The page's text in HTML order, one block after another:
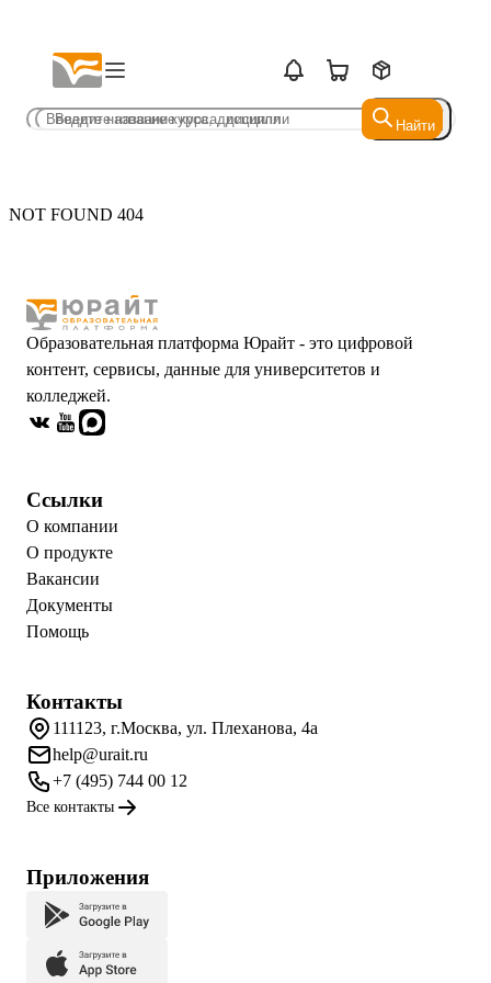
Найти
Найти
NOT FOUND 404
Образовательная платформа Юрайт - это цифровой
контент, сервисы, данные для университетов и
колледжей.
Ссылки
О компании
О продукте
Вакансии
Документы
Помощь
Контакты
111123, г.Москва, ул. Плеханова, 4а
help@urait.ru
+7 (495) 744 00 12
Все контакты
Приложения